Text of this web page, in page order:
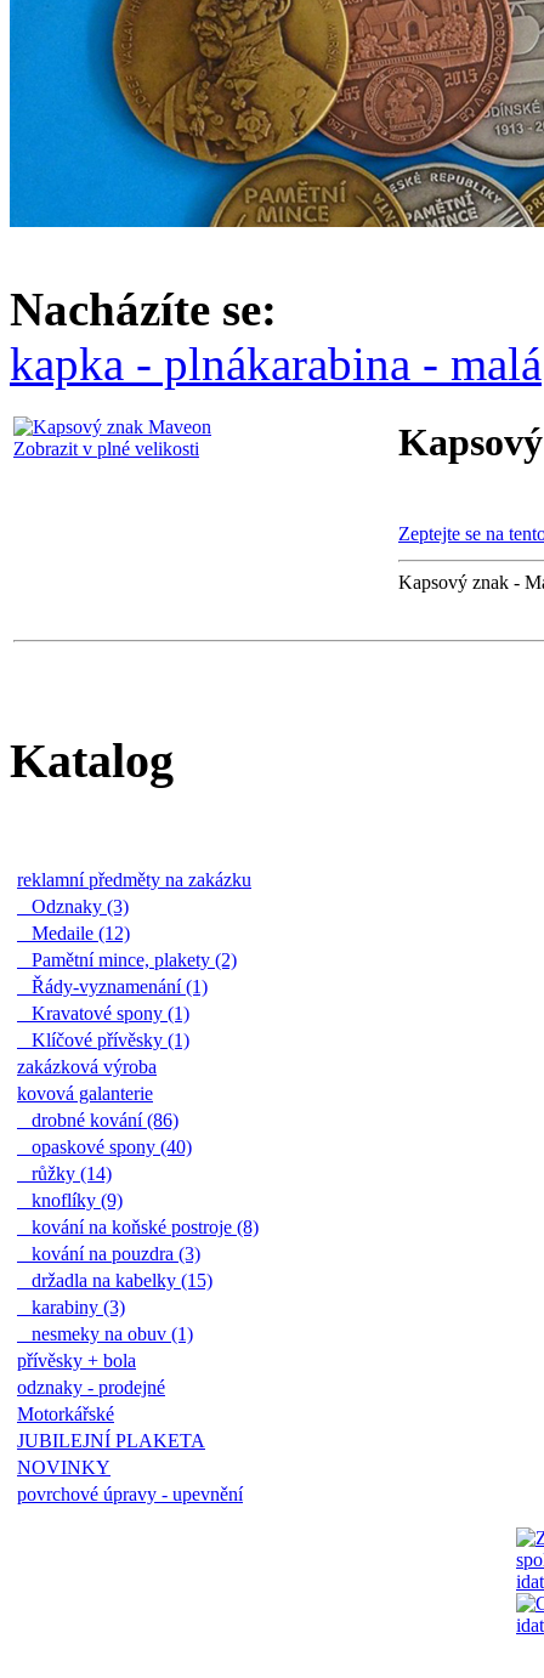
Nacházíte se:
kapka - plnákarabina - malá
Zobrazit v plné velikosti
Zeptejte se na
Kapsový znak -
Katalog
reklamní předměty na zakázku
Odznaky (3)
Medaile (12)
Pamětní mince, plakety (2)
Řády-vyznamenání (1)
Kravatové spony (1)
Klíčové přívěsky (1)
zakázková výroba
kovová galanterie
drobné kování (86)
opaskové spony (40)
růžky (14)
knoflíky (9)
kování na koňské postroje (8)
kování na pouzdra (3)
držadla na kabelky (15)
karabiny (3)
nesmeky na obuv (1)
přívěsky + bola
odznaky - prodejné
Motorkářské
JUBILEJNÍ PLAKETA
NOVINKY
povrchové úpravy - upevnění